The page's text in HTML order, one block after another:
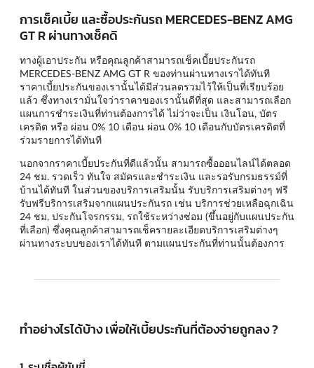
การเช็คเบี้ย และซื้อประกันรถ MERCEDES-BENZ AMG
GT R ผ่านทางเช็คดิ
ทางผู้เอาประกัน หรือคุณลูกค้าสามารถเช็คเบี้ยประกันรถ
MERCEDES-BENZ AMG GT R ของท่านผ่านทางเราได้ทันที
ราคาเบี้ยประกันของเรานั้นได้มีส่วนลดรวมไว้ให้เป็นที่เรียบร้อย
แล้ว ซึ่งทางเรามั่นใจว่าราคาของเรานั้นดีที่สุด และสามารถเลือก
แผนการชำระเงินที่ท่านต้องการได้ ไม่ว่าจะเป็น เงินโอน, บัตร
เครดิต หรือ ผ่อน 0% 10 เดือน ผ่อน 0% 10 เดือนกับบัตรเครดิตที่
ร่วมรายการได้ทันที
นอกจากราคาเบี้ยประกันที่ดีแล้วนั้น สามารถซื้อออนไลน์ได้ตลอด
24 ชม. รวดเร็ว ทันใจ สมัครและชำระเงิน และรอรับกรมธรรม์ที่
บ้านได้ทันที ในส่วนของบริการเสริมนั้น รับบริการเสริมต่างๆ ฟรี
รับฟรีบริการเสริมจากแผนประกันรถ เช่น บริการช่วยเหลือฉุกเฉิน
24 ชม, ประกันโจรกรรม, รถใช้ระหว่างซ่อม (ขึ้นอยู่กับแผนประกัน
ที่เลือก) ซึ่งคุณลูกค้าสามารถเช็ครายละเอียดบริการเสริมต่างๆ
ผ่านทางระบบของเราได้ทันที ตามแผนประกันที่ท่านนั้นต้องการ
ทำอย่างไรได้บ้าง เพื่อให้เบี้ยประกันที่ต้องจ่ายถูกลง ?